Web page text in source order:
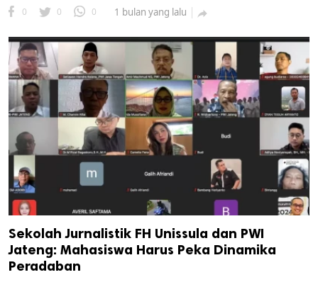
0 0 0 1 bulan yang lalu 
Sekolah Jurnalistik FH Unissula dan PWI
Jateng: Mahasiswa Harus Peka Dinamika
Peradaban